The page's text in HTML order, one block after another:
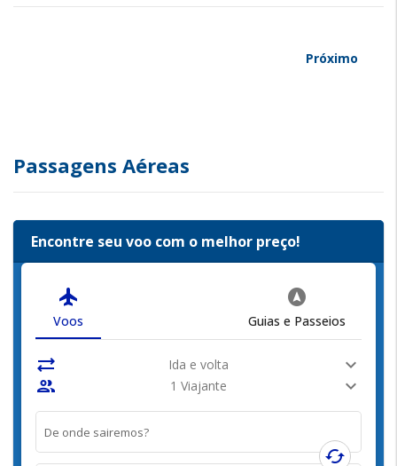
Próximo
Passagens Aéreas
Encontre seu voo com o melhor preço!
flight
Voos
assistant_navigation
Guias e Passeios
sync_alt Ida e volta
expand_more
people
1 Viajante expand_more
De onde sairemos?
cached